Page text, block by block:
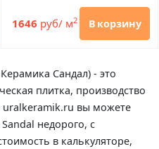
1646 руб/ м2 В корзину
Сандал) - это
плитка, производство
uralkeramik.ru вы можете
недорого, с
в калькуляторе,